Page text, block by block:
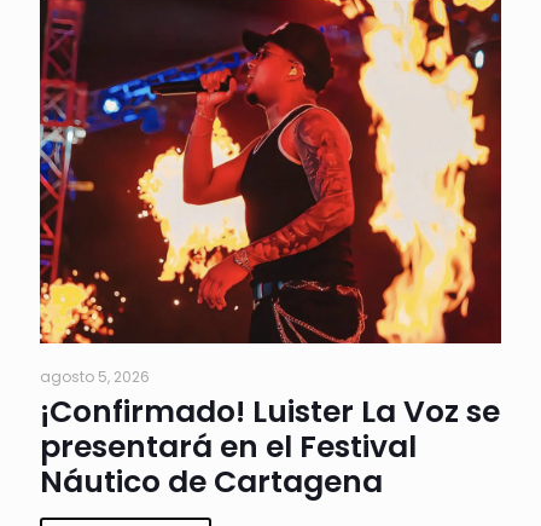
agosto 5, 2026
¡Confirmado! Luister La Voz se
presentará en el Festival
Náutico de Cartagena